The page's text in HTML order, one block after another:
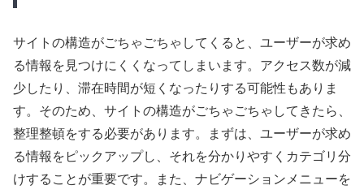
サイトの構造がごちゃごちゃしてくると、ユーザーが求め
る情報を見つけにくくなってしまいます。アクセス数が減
少したり、滞在時間が短くなったりする可能性もありま
す。そのため、サイトの構造がごちゃごちゃしてきたら、
整理整頓をする必要があります。まずは、ユーザーが求め
る情報をピックアップし、それを分かりやすくカテゴリ分
けすることが重要です。また、ナビゲーションメニューを